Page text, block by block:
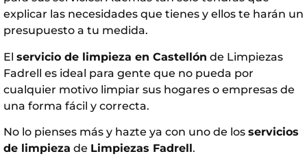
explicar las necesidades que tienes y ellos te harán un
presupuesto a tu medida.
El servicio de limpieza en Castellón de Limpiezas
Fadrell es ideal para gente que no pueda por
cualquier motivo limpiar sus hogares o empresas de
una forma fácil y correcta.
No lo pienses más y hazte ya con uno de los servicios
de limpieza de Limpiezas Fadrell.